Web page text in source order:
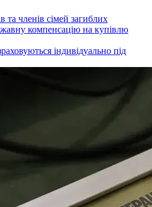
та членів сімей загиблих
компенсацію на купівлю
індивідуально під